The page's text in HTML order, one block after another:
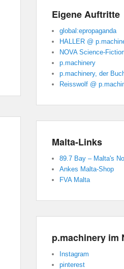
Eigene Auftritte
global:epropaganda
HALLER @
NOVA Science-
p.machinery
p.machinery, der
Reisswolf @
Malta-Links
89.7 Bay – Malta's
Ankes Malta-Shop
FVA Malta
p.machinery im
Instagram
pinterest